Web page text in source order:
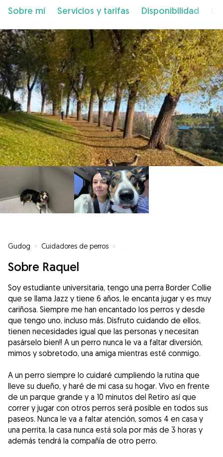
Sobre mí Servicios y tarifas Disponibilidad
Gudog » Cuidadores de perros »
Sobre Raquel
Soy estudiante universitaria, tengo una perra Border Collie
que se llama Jazz y tiene 6 años, le encanta jugar y es muy
cariñosa. Siempre me han encantado los perros y desde
que tengo uno, incluso más. Disfruto cuidando de ellos,
tienen necesidades igual que las personas y necesitan
pasárselo bien!! A un perro nunca le va a faltar diversión,
mimos y sobretodo, una amiga mientras esté conmigo.
A un perro siempre lo cuidaré cumpliendo la rutina que
lleve su dueño, y haré de mi casa su hogar. Vivo en frente
de un parque grande y a 10 minutos del Retiro así que
correr y jugar con otros perros será posible en todos sus
paseos. Nunca le va a faltar atención, somos 4 en casa y
una perrita, la casa nunca está sola por más de 3 horas y
además tendrá la compañía de otro perro.